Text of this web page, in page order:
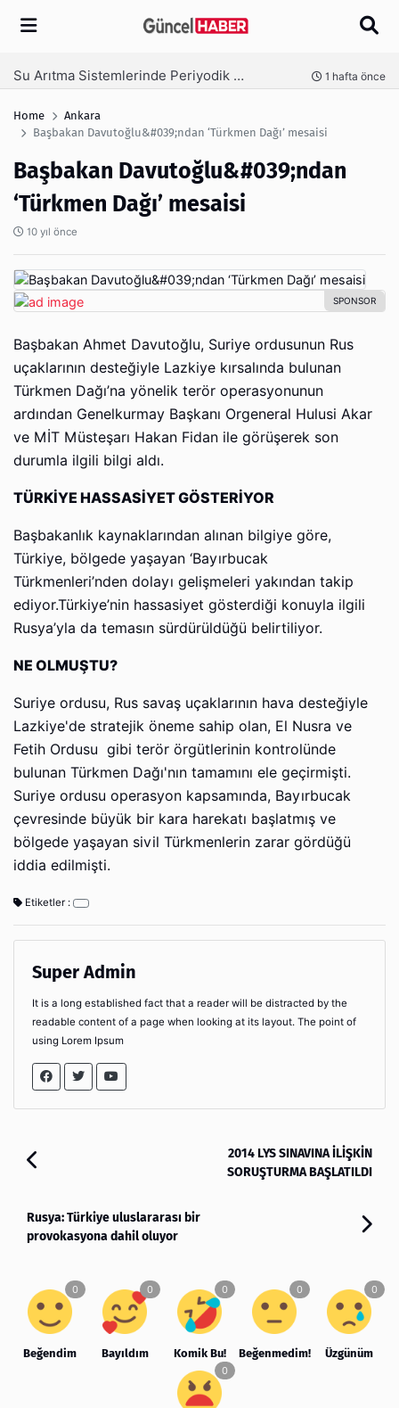
Arama
Ambalaj Süreçlerinde Yeni Nesil Verimliliği Olimpack ile Yakalayın 3 hafta önce
Home
Ankara
Başbakan Davutoğlu&#039;ndan ‘Türkmen Dağı’ mesaisi
Başbakan Davutoğlu&#039;ndan
‘Türkmen Dağı’ mesaisi
10 yıl önce
Başbakan Ahmet Davutoğlu, Suriye ordusunun Rus
uçaklarının desteğiyle Lazkiye kırsalında bulunan
Türkmen Dağı’na yönelik terör operasyonunun
ardından Genelkurmay Başkanı Orgeneral Hulusi Akar
ve MİT Müsteşarı Hakan Fidan ile görüşerek son
durumla ilgili bilgi aldı.
TÜRKİYE HASSASİYET GÖSTERİYOR
Başbakanlık kaynaklarından alınan bilgiye göre,
Türkiye, bölgede yaşayan ‘Bayırbucak
Türkmenleri’nden dolayı gelişmeleri yakından takip
ediyor.Türkiye’nin hassasiyet gösterdiği konuyla ilgili
Rusya’yla da temasın sürdürüldüğü belirtiliyor.
NE OLMUŞTU?
Suriye ordusu, Rus savaş uçaklarının hava desteğiyle
Lazkiye'de stratejik öneme sahip olan, El Nusra ve
Fetih Ordusu gibi terör örgütlerinin kontrolünde
bulunan Türkmen Dağı'nın tamamını ele geçirmişti.
Suriye ordusu operasyon kapsamında, Bayırbucak
çevresinde büyük bir kara harekatı başlatmış ve
bölgede yaşayan sivil Türkmenlerin zarar gördüğü
iddia edilmişti.
Etiketler :
Super Admin
It is a long established fact that a reader will be distracted by the
readable content of a page when looking at its layout. The point of
using Lorem Ipsum
2014 LYS SINAVINA İLİŞKİN
SORUŞTURMA BAŞLATILDI
Rusya: Türkiye uluslararası bir
provokasyona dahil oluyor
Beğendim Bayıldım Komik Bu! Beğenmedim! Üzgünüm